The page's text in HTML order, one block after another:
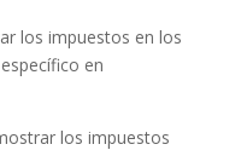
los impuestos en los
en
los impuestos